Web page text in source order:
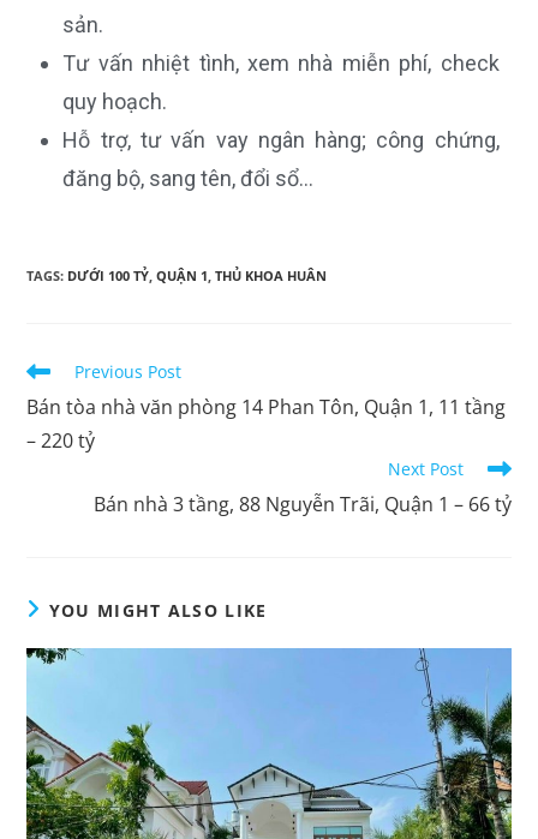
sản.
Tư vấn nhiệt tình, xem nhà miễn phí, check
quy hoạch.
Hỗ trợ, tư vấn vay ngân hàng; công chứng,
đăng bộ, sang tên, đổi sổ…
TAGS: DƯỚI 100 TỶ, QUẬN 1, THỦ KHOA HUÂN
Previous Post
Bán tòa nhà văn phòng 14 Phan Tôn, Quận 1, 11 tầng
– 220 tỷ
Next Post
Bán nhà 3 tầng, 88 Nguyễn Trãi, Quận 1 – 66 tỷ
YOU MIGHT ALSO LIKE